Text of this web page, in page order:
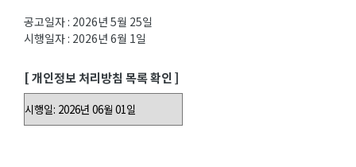
공고일자 : 2026년 5월 25일
시행일자 : 2026년 6월 1일
[ 개인정보 처리방침 목록 확인 ]